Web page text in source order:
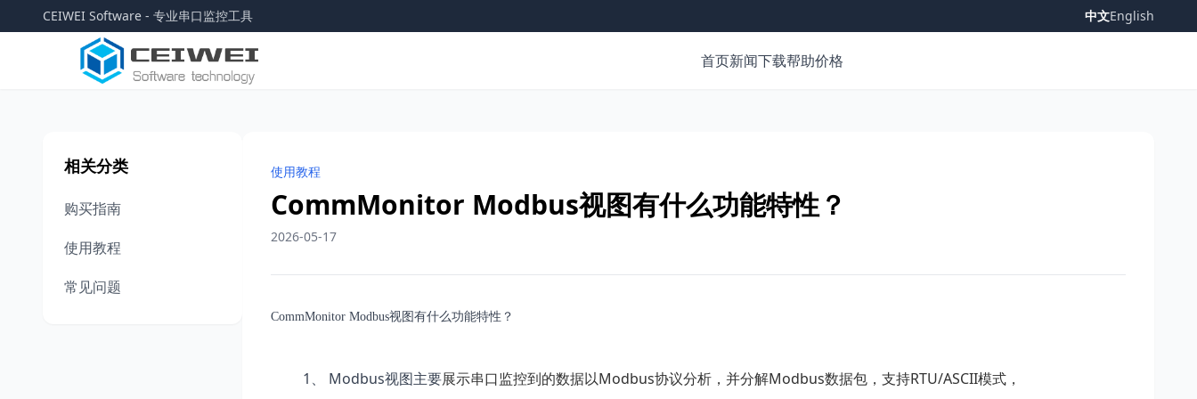
CEIWEI Software - 专业串口监控工具 中文English
首页新闻下载帮助价格
相关分类
购买指南
使用教程
常见问题
使用教程
CommMonitor Modbus视图有什么功能特性？
2026-05-17
CommMonitor Modbus视图有什么功能特性？
1、 Modbus视图主要展示串口监控到的数据以Modbus协议分析，并分解Modbus数据包，支持RTU/ASCII模式，